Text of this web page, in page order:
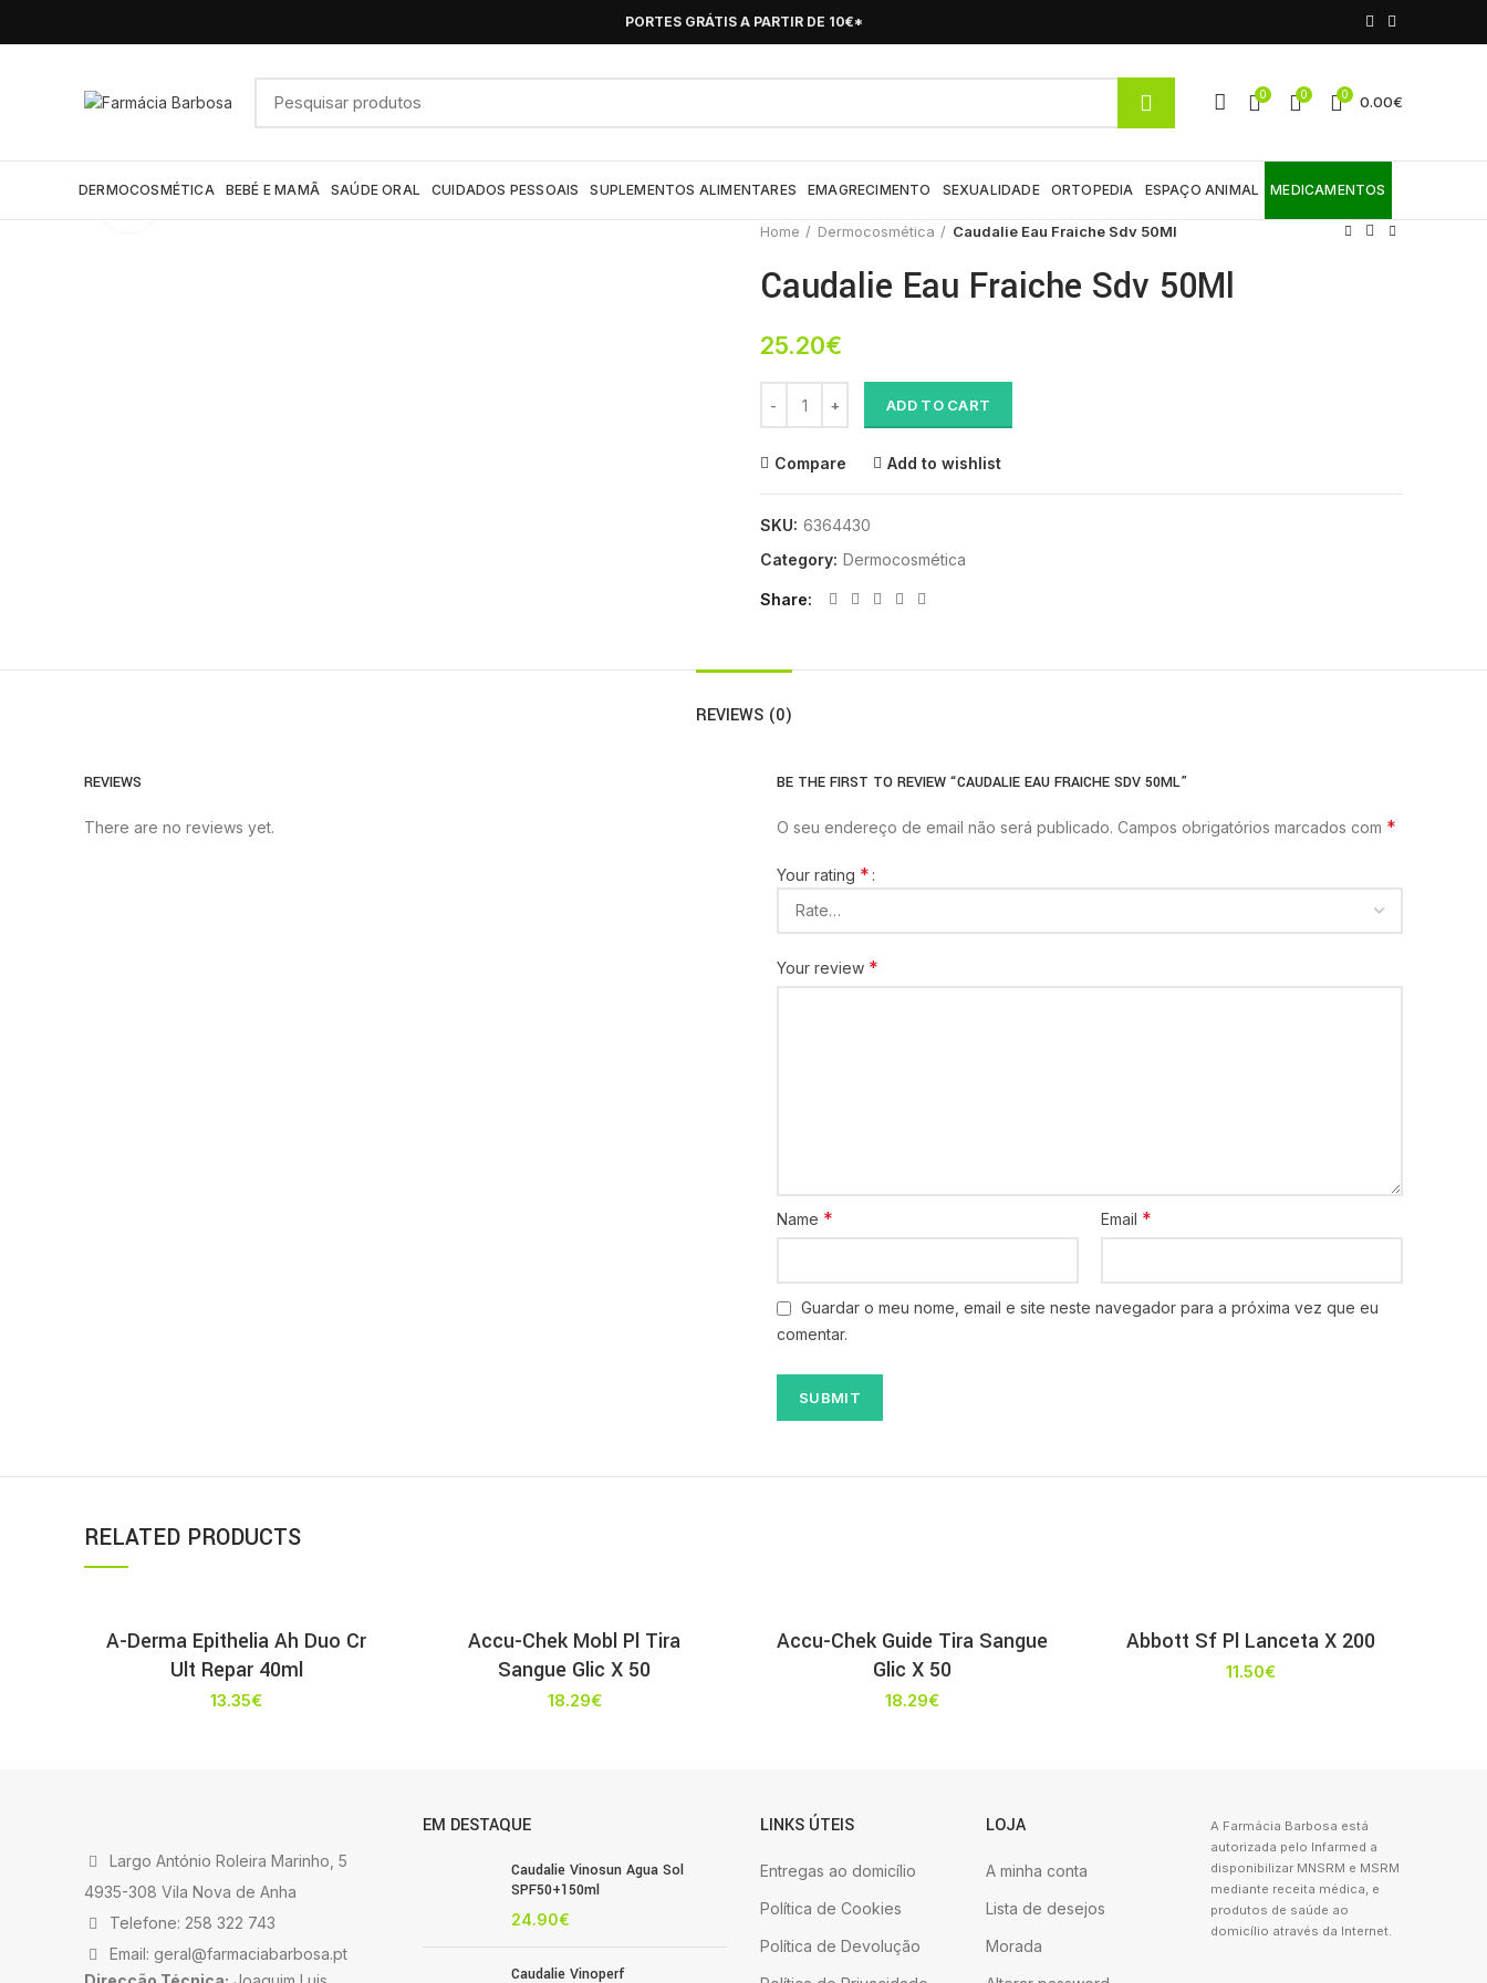
PORTES GRÁTIS A PARTIR DE 10€*
0 0 0 0.00€
DERMOCOSMÉTICA BEBÉ E MAMÃ SAÚDE ORAL CUIDADOS PESSOAIS SUPLEMENTOS ALIMENTARES EMAGRECIMENTO SEXUALIDADE ORTOPEDIA ESPAÇO ANIMAL MEDICAMENTOS
Home
Dermocosmética Caudalie Eau Fraiche Sdv 50Ml
Caudalie Eau Fraiche Sdv 50Ml
25.20€
ADD TO CART
Compare Add to wishlist
SKU: 6364430
Category: Dermocosmética
Share
REVIEWS (0)
REVIEWS
There are no reviews yet.
BE THE FIRST TO REVIEW “CAUDALIE EAU FRAICHE SDV 50ML”
O seu endereço de email não será publicado. Campos obrigatórios marcados com *
Your rating *
Your review *
Name * Email *
Guardar o meu nome, email e site neste navegador para a próxima vez que eu
comentar.
RELATED PRODUCTS
A-Derma Epithelia Ah Duo Cr
Ult Repar 40ml
13.35€
Accu-Chek Mobl Pl Tira
Sangue Glic X 50
18.29€
Accu-Chek Guide Tira Sangue
Glic X 50
18.29€
Abbott Sf Pl Lanceta X 200
11.50€
Largo António Roleira Marinho, 5
4935-308 Vila Nova de Anha
Telefone: 258 322 743
Email: geral@farmaciabarbosa.pt
EM DESTAQUE
Caudalie Vinosun Agua Sol
SPF50+150ml
24.90€
Caudalie Vinoperf
LINKS ÚTEIS
Entregas ao domicílio
Política de Cookies
Política de Devolução
LOJA
A minha conta
Lista de desejos
Morada
A Farmácia Barbosa está
autorizada pelo Infarmed a
disponibilizar MNSRM e MSRM
mediante receita médica, e
produtos de saúde ao
domicílio através da Internet.